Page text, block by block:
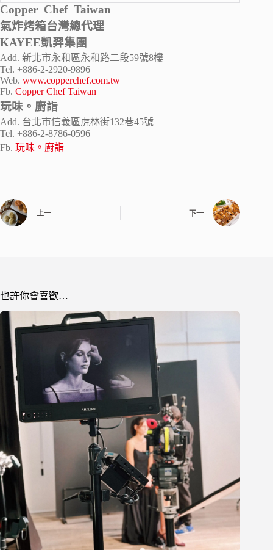
Copper Chef Taiwan
氣炸烤箱台灣總代理
KAYEE凱羿集團
Add. 新北市永和區永和路二段59號8樓
Tel. +886-2-2920-9896
Web. www.copperchef.com.tw
Fb. Copper Chef Taiwan
玩味。廚詣
Add. 台北市信義區虎林街132巷45號
Tel. +886-2-8786-0596
Fb. 玩味。廚詣
上一 下一
也許你會喜歡…